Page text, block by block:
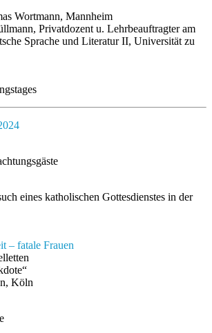
Wortmann, Mannheim
Privatdozent u. Lehrbeauftragter am
Sprache und Literatur II, Universität zu
eines katholischen Gottesdienstes in der
– fatale Frauen
Köln